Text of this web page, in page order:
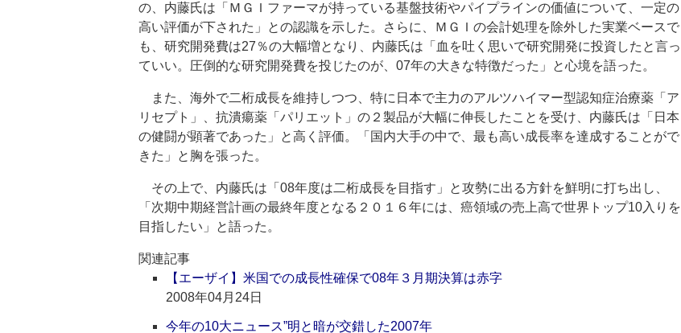
の、内藤氏は「ＭＧＩファーマが持っている基盤技術やパイプラインの価値について、一定の
高い評価が下された」との認識を示した。さらに、ＭＧＩの会計処理を除外した実業ベースで
も、研究開発費は27％の大幅増となり、内藤氏は「血を吐く思いで研究開発に投資したと言っ
ていい。圧倒的な研究開発費を投じたのが、07年の大きな特徴だった」と心境を語った。
また、海外で二桁成長を維持しつつ、特に日本で主力のアルツハイマー型認知症治療薬「ア
リセプト」、抗潰瘍薬「パリエット」の２製品が大幅に伸長したことを受け、内藤氏は「日本
の健闘が顕著であった」と高く評価。「国内大手の中で、最も高い成長率を達成することがで
きた」と胸を張った。
その上で、内藤氏は「08年度は二桁成長を目指す」と攻勢に出る方針を鮮明に打ち出し、
「次期中期経営計画の最終年度となる２０１６年には、癌領域の売上高で世界トップ10入りを
目指したい」と語った。
関連記事
【エーザイ】米国での成長性確保で08年３月期決算は赤字
2008年04月24日
今年の10大ニュース”明と暗が交錯した2007年